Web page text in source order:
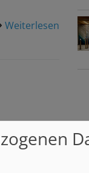
Weiterlesen über
Foto